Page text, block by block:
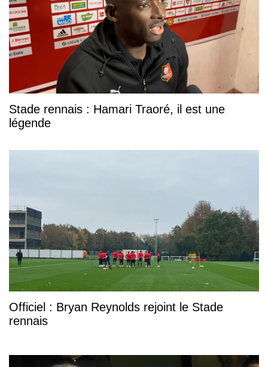
Stade rennais : Hamari Traoré, il est une
légende
Officiel : Bryan Reynolds rejoint le Stade
rennais